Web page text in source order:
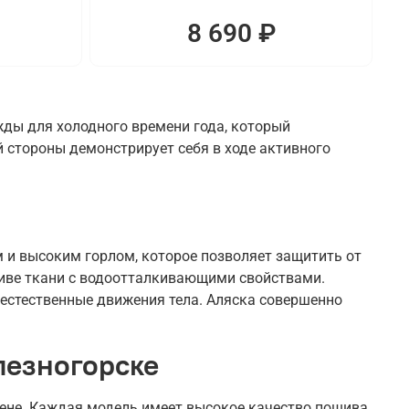
8 690 ₽
для холодного времени года, который
демонстрирует себя в ходе активного
высоким горлом, которое позволяет защитить от
ткани с водоотталкивающими свойствами.
движения тела. Аляска совершенно